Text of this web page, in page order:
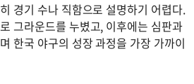
경기 수나 직함으로 설명하기 어렵다.
그라운드를 누볐고, 이후에는 심판과
한국 야구의 성장 과정을 가장 가까이